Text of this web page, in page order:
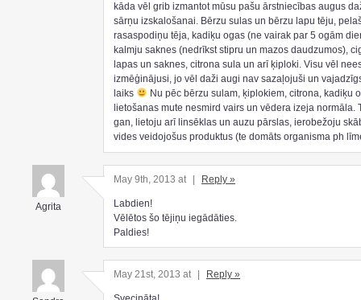
kāda vēl grib izmantot mūsu pašu ārstniecības augus
sārņu izskalošanai. Bērzu sulas un bērzu lapu tēju,
rasaspodiņu tēja, kadiķu ogas (ne vairak par 5 ogām
kalmju saknes (nedrīkst stipru un mazos daudzumos),
lapas un saknes, citrona sula un arī ķiploki. Visu vēl
izmēģinājusi, jo vēl daži augi nav sazaļojuši un
laiks
Nu pēc bērzu sulam, ķiplokiem, citrona, kadiķu
lietošanas mute nesmird vairs un vēdera izeja normāla.
gan, lietoju arī linsēklas un auzu pārslas, ierobežoju
vides veidojošus produktus (te domāts organisma ph
Agrita
May 9th, 2013 at | Reply »
Labdien!
Vēlētos šo tējiņu iegādāties.
Paldies!
May 21st, 2013 at Reply »